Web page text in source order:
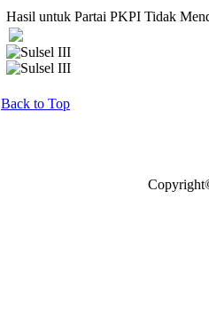
Hasil untuk Partai PKPI Tidak
Back to Top